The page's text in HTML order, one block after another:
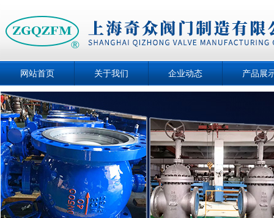
网站首页 关于我们 企业动态 产品展